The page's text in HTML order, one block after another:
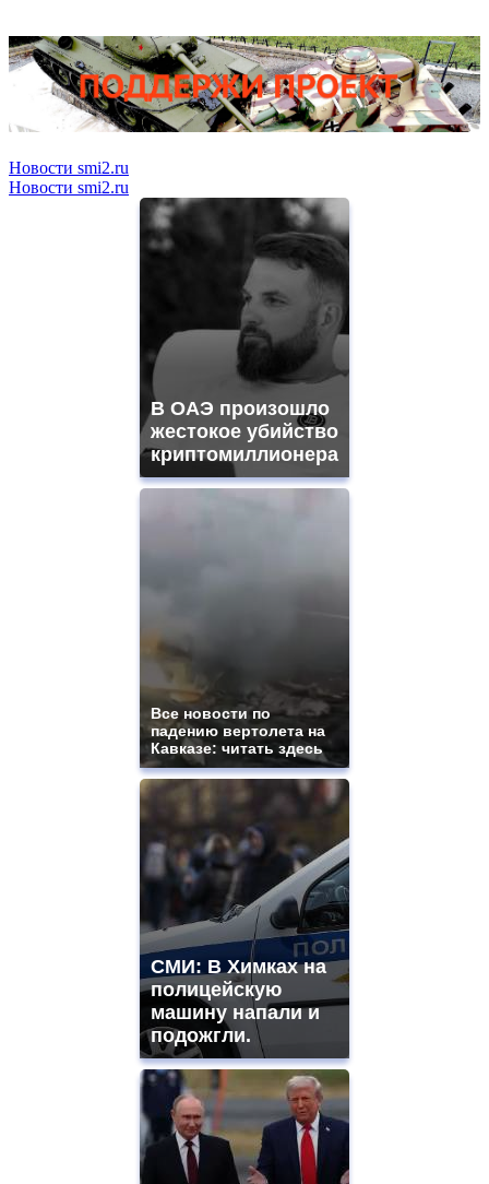
Новости smi2.ru
Новости smi2.ru
В ОАЭ произошло
жестокое убийство
криптомиллионера
Все новости по
падению вертолета на
Кавказе: читать здесь
СМИ: В Химках на
полицейскую
машину напали и
подожгли.